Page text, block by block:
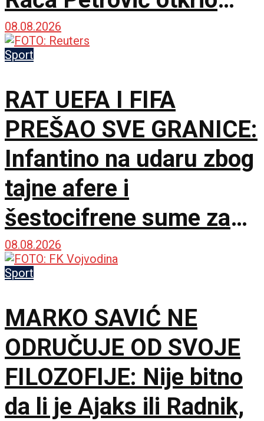
pozadinu pregovora!
08.08.2026
Sport
RAT UEFA I FIFA
PREŠAO SVE GRANICE:
Infantino na udaru zbog
tajne afere i
šestocifrene sume za
ćutanje – FIFA sve oštro
demantuje!
08.08.2026
Sport
MARKO SAVIĆ NE
ODRUČUJE OD SVOJE
FILOZOFIJE: Nije bitno
da li je Ajaks ili Radnik,